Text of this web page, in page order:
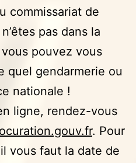
commissariat de
pas dans la
pouvez vous
quel gendarmerie ou
nationale !
ligne, rendez-vous
. Pour
vous faut la date de